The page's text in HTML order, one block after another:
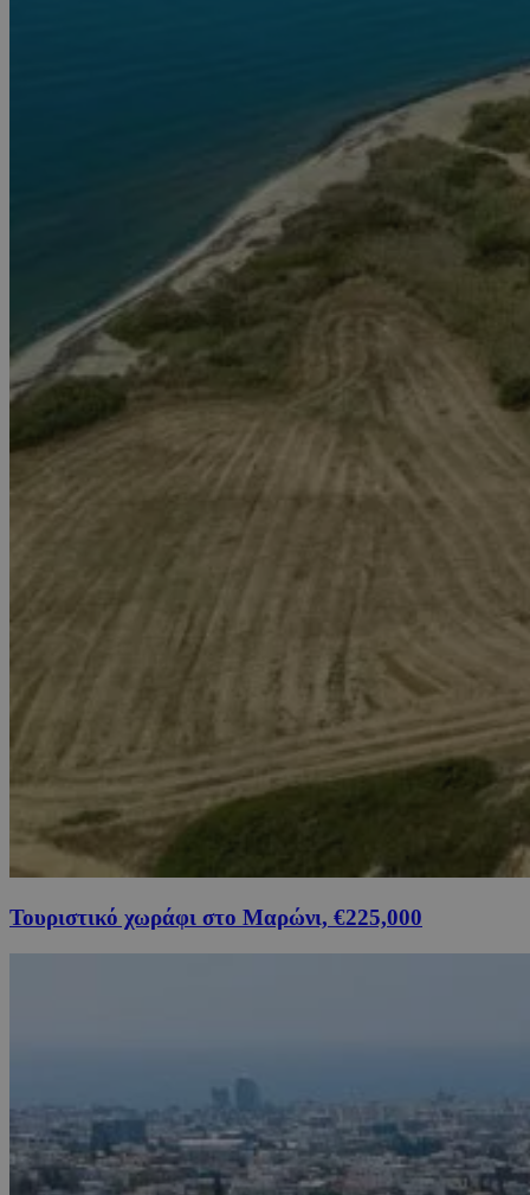
Τουριστικό χωράφι στο Μαρώνι, €225,000